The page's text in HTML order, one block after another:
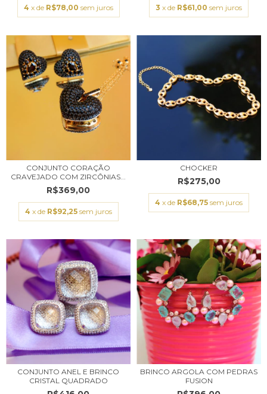
4 x de R$78,00 sem juros 3 x de R$61,00 sem juros
CONJUNTO CORAÇÃO
CRAVEJADO COM ZIRCÔNIAS...
R$369,00
4 x de R$92,25 sem juros
CHOCKER
R$275,00
4 x de R$68,75 sem juros
CONJUNTO ANEL E BRINCO
CRISTAL QUADRADO
BRINCO ARGOLA COM PEDRAS
FUSION